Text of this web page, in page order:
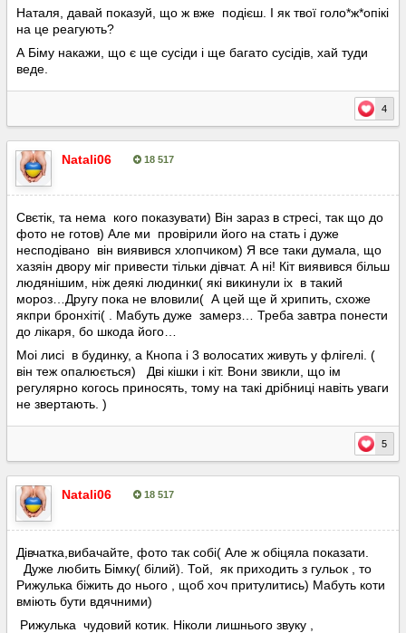
Наталя, давай показуй, що ж вже подієш. І як твої голо*ж*опікі
на це реагують?
А Біму накажи, що є ще сусіди і ще багато сусідів, хай туди
веде.
4
Natali06 18 517
Свєтік, та нема кого показувати) Він зараз в стресі, так що до
фото не готов) Але ми провірили його на стать і дуже
несподівано він виявився хлопчиком) Я все таки думала, що
хазяін двору міг привести тільки дівчат. А ні! Кіт виявився більш
людянішим, ніж деякі людинки( які викинули іх в такий
мороз…Другу пока не вловили( А цей ще й хрипить, схоже
якпри бронхіті( . Мабуть дуже замерз… Треба завтра понести
до лікаря, бо шкода його…
Моі лисі в будинку, а Кнопа і 3 волосатих живуть у флігелі. (
він теж опалюється) Дві кішки і кіт. Вони звикли, що ім
регулярно когось приносять, тому на такі дрібниці навіть уваги
не звертають. )
5
Natali06 18 517
Дівчатка,вибачайте, фото так собі( Але ж обіцяла показати.
Дуже любить Бімку( білий). Той, як приходить з гульок , то
Рижулька біжить до нього , щоб хоч притулитись) Мабуть коти
вміють бути вдячними)
Рижулька чудовий котик. Ніколи лишнього звуку ,